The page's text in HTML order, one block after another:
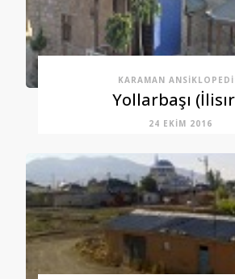
KARAMAN
Yollarbaşı
24 EKIM 2016